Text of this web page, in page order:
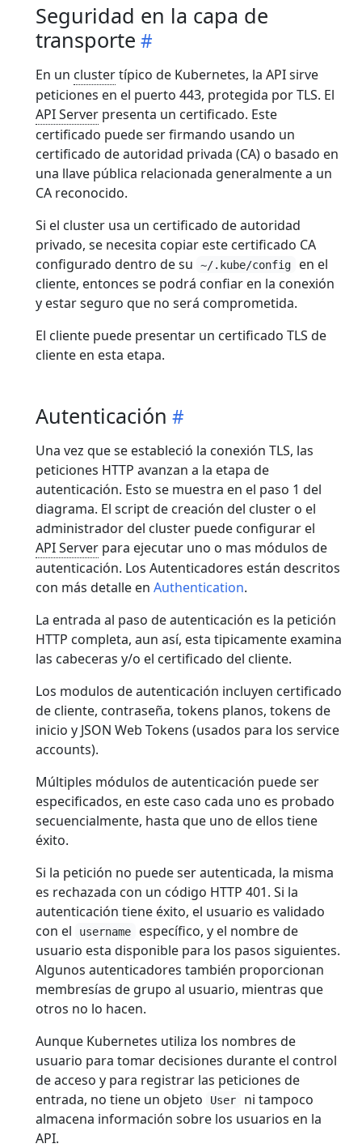
Seguridad en la capa de
transporte
En un clustertípico de Kubernetes, la API sirve
peticiones en el puerto 443, protegida por TLS. El
API Server presenta un certificado. Este
certificado puede ser firmando usando un
certificado de autoridad privada (CA) o basado en
una llave pública relacionada generalmente a un
CA reconocido.
Si el cluster usa un certificado de autoridad
privado, se necesita copiar este certificado CA
configurado dentro de su
~/.kube/config
en el
cliente, entonces se podrá confiar en la conexión
y estar seguro que no será comprometida.
El cliente puede presentar un certificado TLS de
cliente en esta etapa.
Autenticación
Una vez que se estableció la conexión TLS, las
peticiones HTTP avanzan a la etapa de
autenticación. Esto se muestra en el paso 1 del
diagrama. El script de creación del cluster o el
administrador del cluster puede configurar el
API Server para ejecutar uno o mas módulos de
autenticación. Los Autenticadores están descritos
con más detalle en Authentication.
La entrada al paso de autenticación es la petición
HTTP completa, aun así, esta tipicamente examina
las cabeceras y/o el certificado del cliente.
Los modulos de autenticación incluyen certificado
de cliente, contraseña, tokens planos, tokens de
inicio y JSON Web Tokens (usados para los service
accounts).
Múltiples módulos de autenticación puede ser
especificados, en este caso cada uno es probado
secuencialmente, hasta que uno de ellos tiene
éxito.
Si la petición no puede ser autenticada, la misma
es rechazada con un código HTTP 401. Si la
autenticación tiene éxito, el usuario es validado
con el
username
específico, y el nombre de
usuario esta disponible para los pasos siguientes.
Algunos autenticadores también proporcionan
membresías de grupo al usuario, mientras que
otros no lo hacen.
Aunque Kubernetes utiliza los nombres de
usuario para tomar decisiones durante el control
de acceso y para registrar las peticiones de
entrada, no tiene un objeto
User
ni tampoco
almacena información sobre los usuarios en la
API.